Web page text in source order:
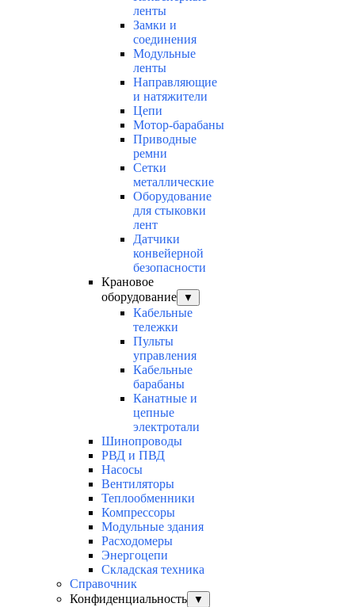
ленты
Замки и
соединения
Модульные
ленты
Направляющие
и натяжители
Цепи
Мотор-барабаны
Приводные
ремни
Сетки
металлические
Оборудование
для стыковки
лент
Датчики
конвейерной
безопасности
Крановое
оборудование
▼
Кабельные
тележки
Пульты
управления
Кабельные
барабаны
Канатные и
цепные
электротали
Шинопроводы
РВД и ПВД
Насосы
Вентиляторы
Теплообменники
Компрессоры
Модульные здания
Расходомеры
Энергоцепи
Складская техника
Справочник
Конфиденциальность
▼